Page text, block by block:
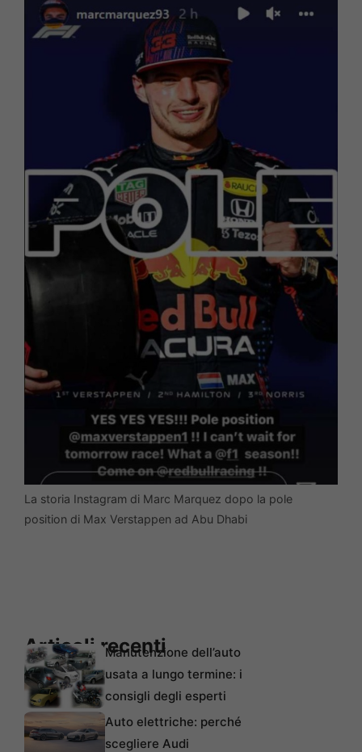
La storia Instagram di Marc Marquez dopo la pole
position di Max Verstappen ad Abu Dhabi
Articoli recentiManutenzione dell’auto
usata a lungo termine: i
consigli degli esperti
Auto elettriche: perché
scegliere Audi